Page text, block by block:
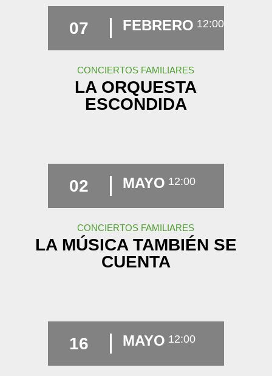
07 FEBRERO 12:00
CONCIERTOS FAMILIARES
LA ORQUESTA
ESCONDIDA
02 MAYO 12:00
CONCIERTOS FAMILIARES
LA MÚSICA TAMBIÉN SE
CUENTA
16 MAYO 12:00